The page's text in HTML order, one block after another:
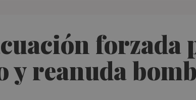
forzada
y reanuda